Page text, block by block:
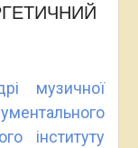
музичної
інституту